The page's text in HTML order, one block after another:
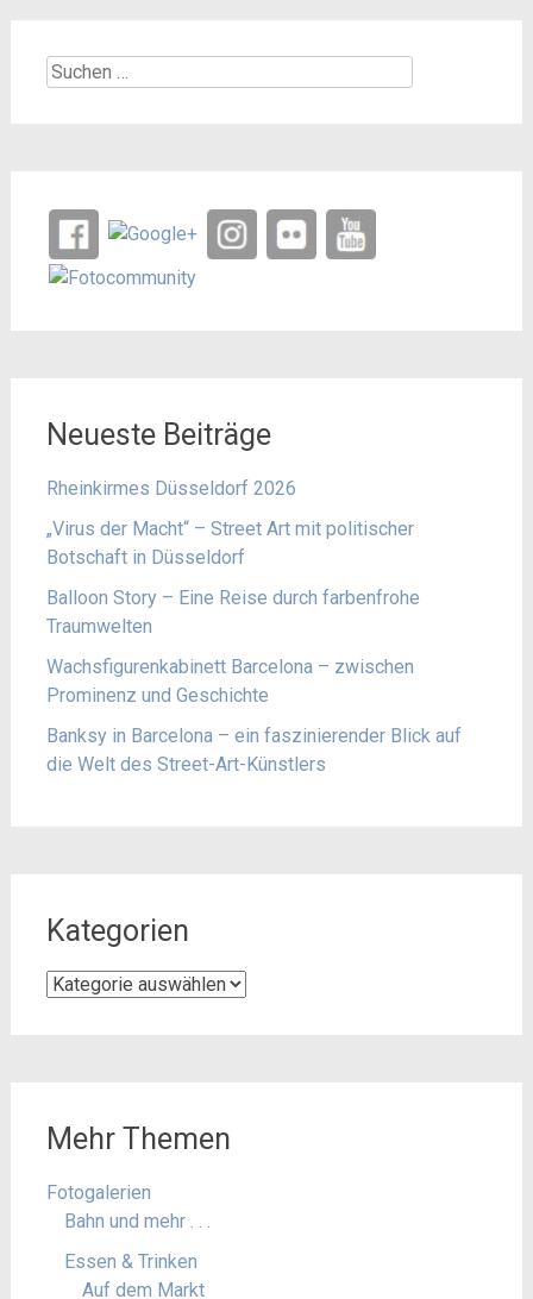
Suchen
Neueste Beiträge
Rheinkirmes Düsseldorf 2026
„Virus der Macht“ – Street Art mit politischer
Botschaft in Düsseldorf
Balloon Story – Eine Reise durch farbenfrohe
Traumwelten
Wachsfigurenkabinett Barcelona – zwischen
Prominenz und Geschichte
Banksy in Barcelona – ein faszinierender Blick auf
die Welt des Street-Art-Künstlers
Kategorien
Kategorien
Mehr Themen
Fotogalerien
Bahn und mehr . . .
Essen & Trinken
Auf dem Markt